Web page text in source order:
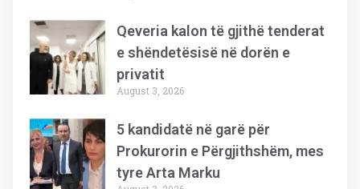
Qeveria kalon të gjithë tenderat
e shëndetësisë në dorën e
privatit
August 3, 2026
5 kandidatë në garë për
Prokurorin e Përgjithshëm, mes
tyre Arta Marku